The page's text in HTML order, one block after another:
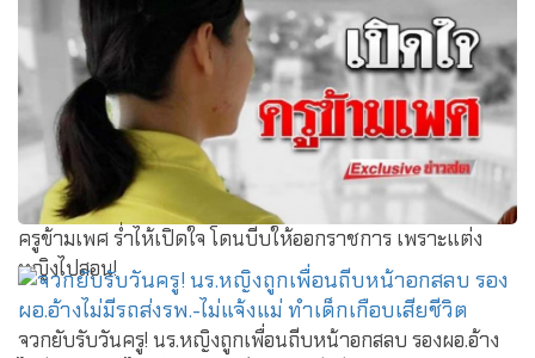
ครูข้ามเพศ ร่ำไห้เปิดใจ โดนบีบให้ออกราชการ เพราะแต่ง
หญิงไปสอน!
จวกยับรับวันครู! นร.หญิงถูกเพื่อนถีบหน้าอกสลบ รองผอ.อ้าง